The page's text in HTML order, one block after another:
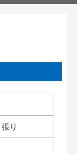
り